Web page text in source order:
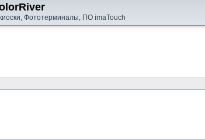
Фототерминалы, ПО imaTouch